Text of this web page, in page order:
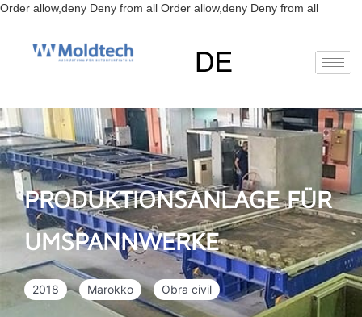
Order allow,deny Deny from all Order allow,deny Deny from allZum
RU
Russisch)
ES
Spanisch)
Deutsch
PRODUKTIONSANLAGE FÜR
UMSPANNWERKE
2018 Marokko Obra civil